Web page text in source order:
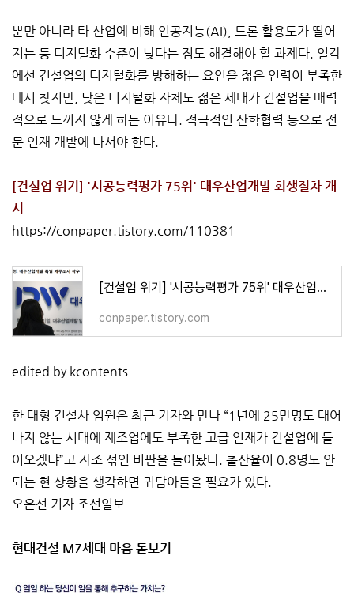
뿐만 아니라 타 산업에 비해 인공지능(AI), 드론 활용도가 떨어
지는 등 디지털화 수준이 낮다는 점도 해결해야 할 과제다. 일각
에선 건설업의 디지털화를 방해하는 요인을 젊은 인력이 부족한
데서 찾지만, 낮은 디지털화 자체도 젊은 세대가 건설업을 매력
적으로 느끼지 않게 하는 이유다. 적극적인 산학협력 등으로 전
문 인재 개발에 나서야 한다.
[건설업 위기] '시공능력평가 75위' 대우산업개발 회생절차 개
시
https://conpaper.tistory.com/110381
[건설업 위기] '시공능력평가 75위' 대우산업개발 회생절차 개시
conpaper.tistory.com
edited by kcontents
한 대형 건설사 임원은 최근 기자와 만나 “1년에 25만명도 태어
나지 않는 시대에 제조업에도 부족한 고급 인재가 건설업에 들
어오겠냐”고 자조 섞인 비판을 늘어놨다. 출산율이 0.8명도 안
되는 현 상황을 생각하면 귀담아들을 필요가 있다.
오은선 기자 조선일보
현대건설 MZ세대 마음 돋보기